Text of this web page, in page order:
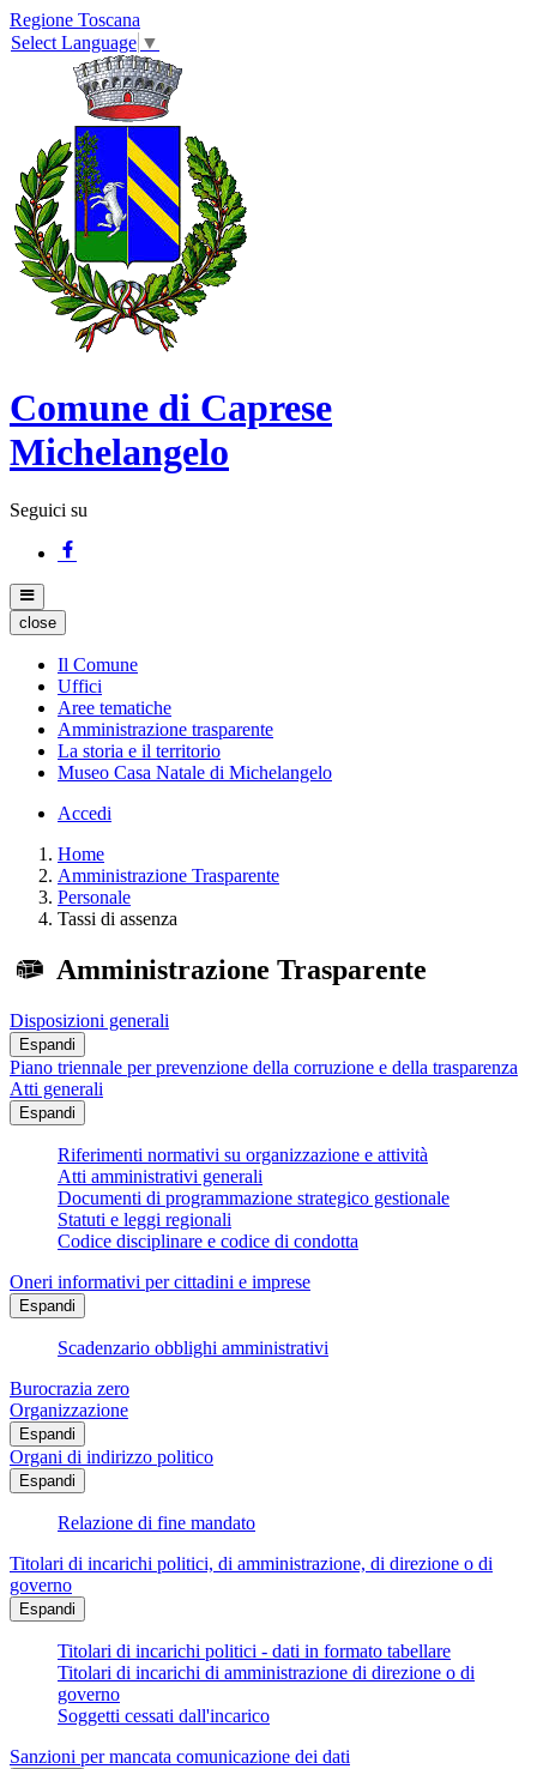
Regione Toscana
Select Language ▼
Comune di Caprese
Michelangelo
Seguici su
close
Il Comune
Uffici
Aree tematiche
Amministrazione trasparente
La storia e il territorio
Museo Casa Natale di Michelangelo
Accedi
Home
Amministrazione Trasparente
Personale
Tassi di assenza
Amministrazione Trasparente
Disposizioni generali
Espandi
Piano triennale per prevenzione della corruzione e della trasparenza
Atti generali
Espandi
Riferimenti normativi su organizzazione e attività
Atti amministrativi generali
Documenti di programmazione strategico gestionale
Statuti e leggi regionali
Codice disciplinare e codice di condotta
Oneri informativi per cittadini e imprese
Espandi
Scadenzario obblighi amministrativi
Burocrazia zero
Organizzazione
Espandi
Organi di indirizzo politico
Espandi
Relazione di fine mandato
Titolari di incarichi politici, di amministrazione, di direzione o di
governo
Espandi
Titolari di incarichi politici - dati in formato tabellare
Titolari di incarichi di amministrazione di direzione o di
governo
Soggetti cessati dall'incarico
Sanzioni per mancata comunicazione dei dati